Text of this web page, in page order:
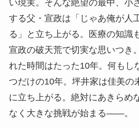
い現実。そんな絶望の最中、小
する父・宣政は「じゃあ俺が人
る」と立ち上がる。医療の知識
宣政の破天荒で切実な思いつき
れた時間はたった10年。何もし
つだけの10年。坪井家は佳美の
に立ち上がる。絶対にあきらめ
なく大きな挑戦が始まる――。